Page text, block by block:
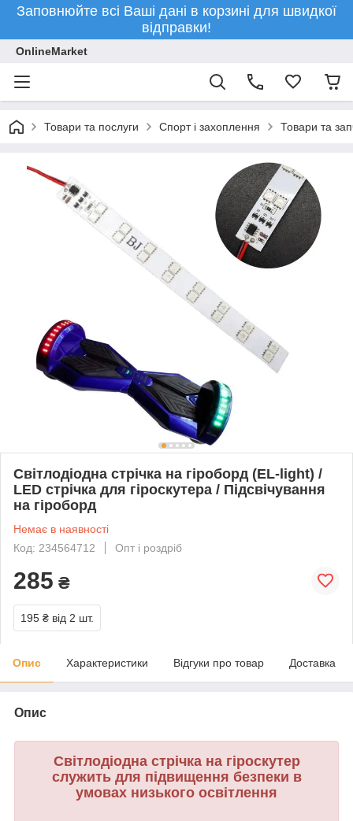
Заповнюйте всі Ваші дані в корзині для швидкої
відправки!
OnlineMarket
Товари та послуги Спорт і захоплення Товари та
Світлодіодна стрічка на гіроборд (EL-light) /
LED стрічка для гіроскутера / Підсвічування
на гіроборд
Немає в наявності
Код: 234564712
Опт і роздріб
285 ₴
195 ₴ від 2 шт.
Опис Характеристики Відгуки про товар Доставка
Опис
Світлодіодна стрічка на гіроскутер
служить для підвищення безпеки в
умовах низького освітлення